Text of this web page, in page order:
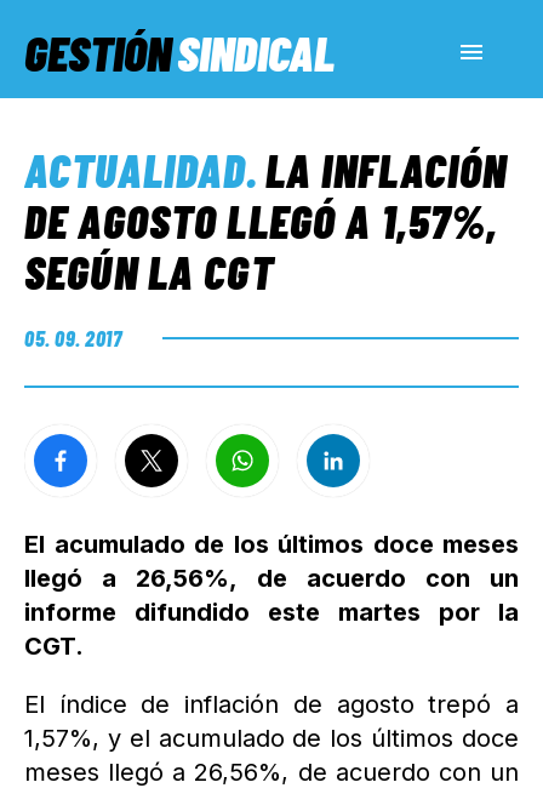
GESTIÓNSINDICAL
SERVICIOS SOCIALES
INFORMES ESPECIALES
FUERA DE MEGÁFONO
EL LADO «G»
ACTUALIDAD.LA INFLACIÓN
DE AGOSTO LLEGÓ A 1,57%,
SEGÚN LA CGT
05. 09. 2017
El acumulado de los últimos doce meses
llegó a 26,56%, de acuerdo con un
informe difundido este martes por la
CGT.
El índice de inflación de agosto trepó a
1,57%, y el acumulado de los últimos doce
meses llegó a 26,56%, de acuerdo con un